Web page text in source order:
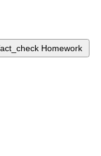
Homework